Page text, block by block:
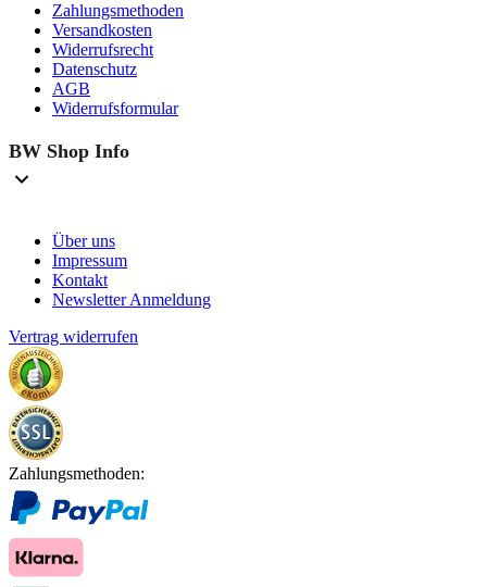
Zahlungsmethoden
Versandkosten
Widerrufsrecht
Datenschutz
AGB
Widerrufsformular
BW Shop Info
Über uns
Impressum
Kontakt
Newsletter Anmeldung
Vertrag widerrufen
Zahlungsmethoden: